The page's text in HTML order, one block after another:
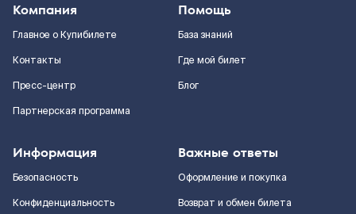
Компания
Главное о Купибилете
Контакты
Пресс-центр
Партнерская программа
Помощь
База знаний
Где мой билет
Блог
Информация
Безопасность
Конфиденциальность
Важные ответы
Оформление и покупка
Возврат и обмен билета